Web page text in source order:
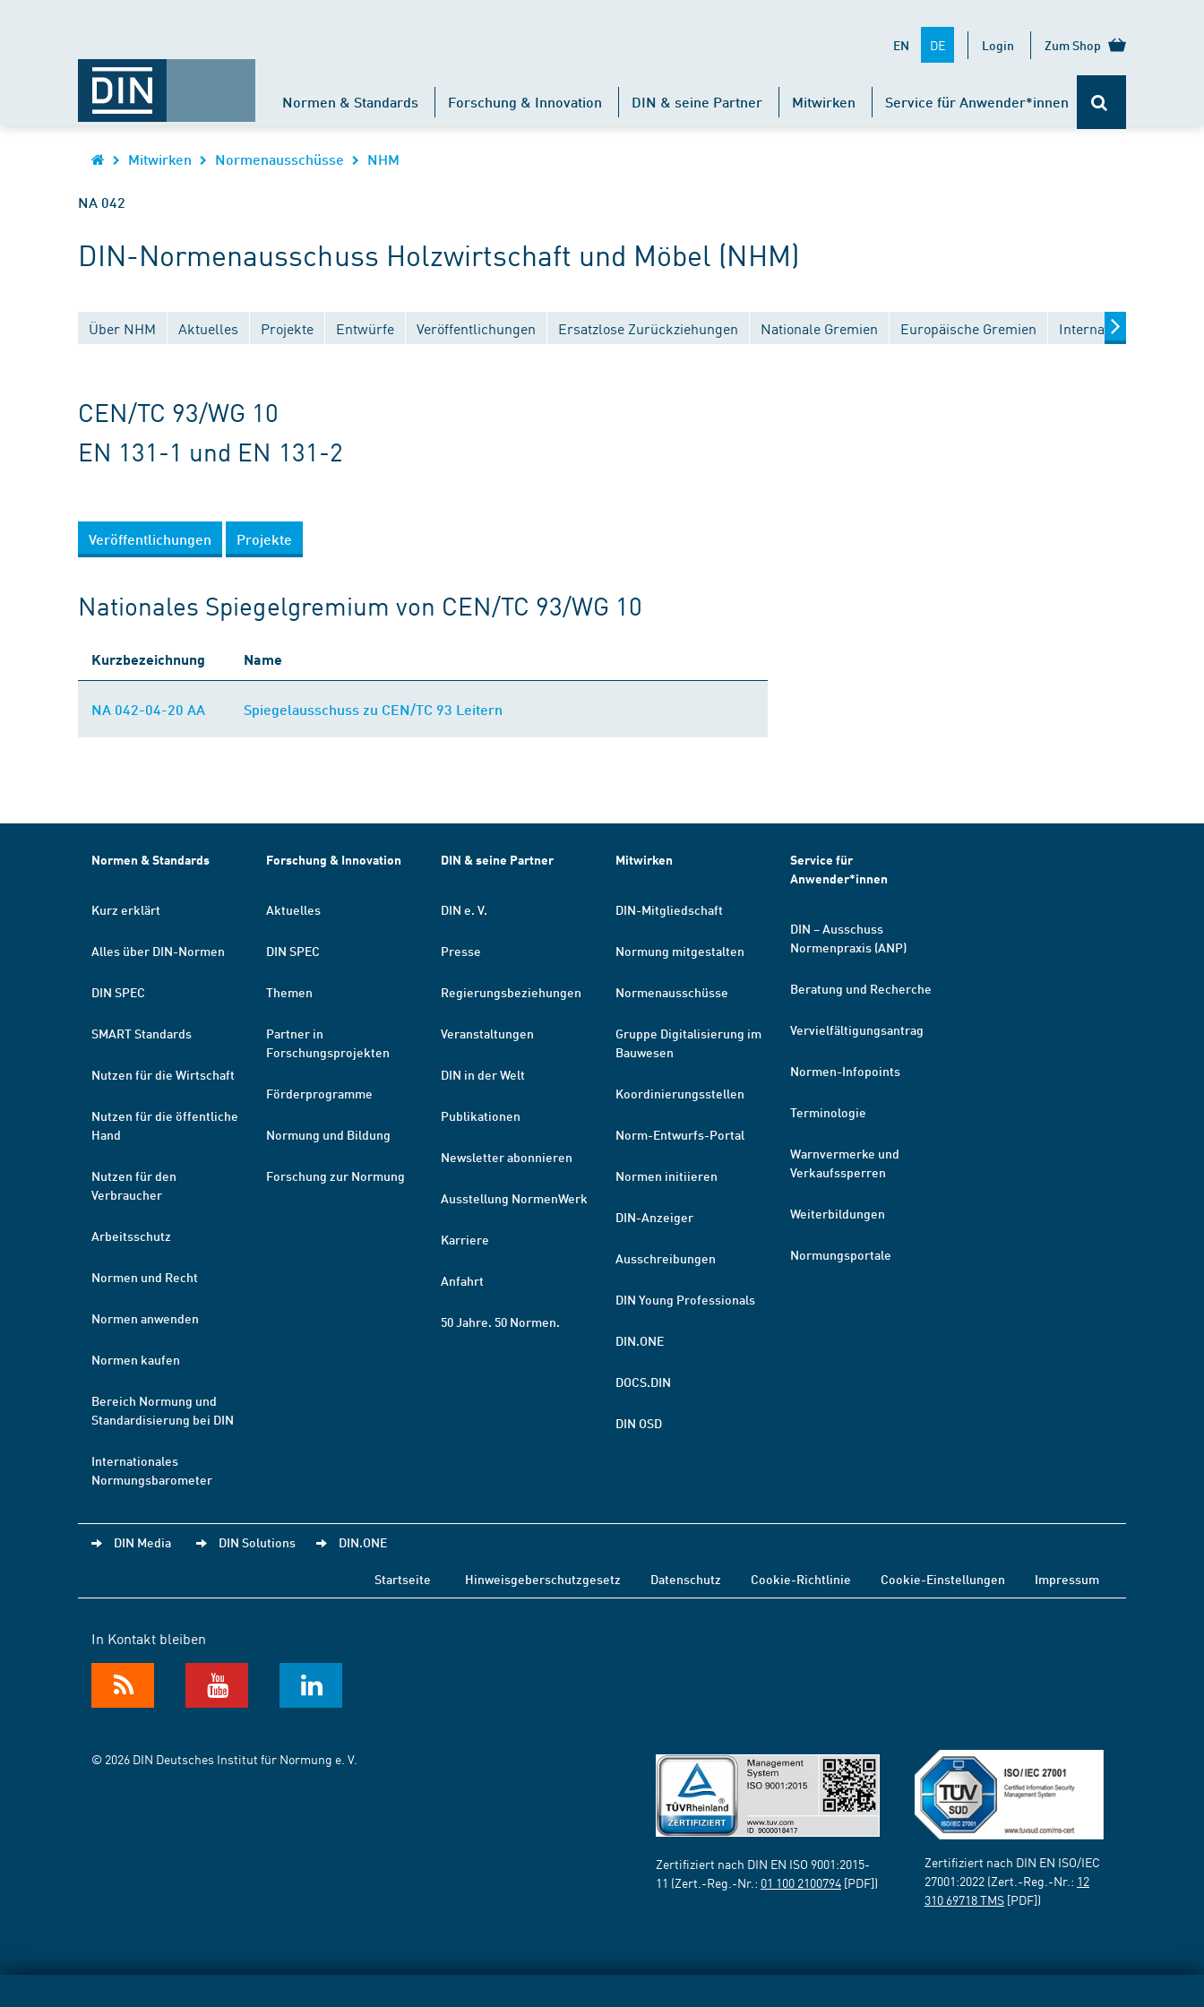
EN DE Login Zum Shop
Normen & Standards Forschung & Innovation DIN & seine Partner Mitwirken Service für Anwender*innen
Mitwirken Normenausschüsse NHM
NA 042
DIN-Normenausschuss Holzwirtschaft und Möbel (NHM)
Über NHM Aktuelles Projekte Entwürfe Veröffentlichungen Ersatzlose Zurückziehungen Nationale Gremien Europäische Gremien Internationale Gremien
CEN/TC 93/WG 10
EN 131-1 und EN 131-2
Veröffentlichungen Projekte
Nationales Spiegelgremium von CEN/TC 93/WG 10
Kurzbezeichnung Name
NA 042-04-20 AA Spiegelausschuss zu CEN/TC 93 Leitern
Normen & Standards
Kurz erklärt
Alles über DIN-Normen
DIN SPEC
SMART Standards
Nutzen für die Wirtschaft
Nutzen für die öffentliche
Hand
Nutzen für den
Verbraucher
Arbeitsschutz
Normen und Recht
Normen anwenden
Normen kaufen
Bereich Normung und
Standardisierung bei DIN
Internationales
Normungsbarometer
Forschung & Innovation
Aktuelles
DIN SPEC
Themen
Partner in
Forschungsprojekten
Förderprogramme
Normung und Bildung
Forschung zur Normung
DIN & seine Partner
DIN e. V.
Presse
Regierungsbeziehungen
Veranstaltungen
DIN in der Welt
Publikationen
Newsletter abonnieren
Ausstellung NormenWerk
Karriere
Anfahrt
50 Jahre. 50 Normen.
Mitwirken
DIN-Mitgliedschaft
Normung mitgestalten
Normenausschüsse
Gruppe Digitalisierung im
Bauwesen
Koordinierungsstellen
Norm-Entwurfs-Portal
Normen initiieren
DIN-Anzeiger
Ausschreibungen
DIN Young Professionals
DIN.ONE
DOCS.DIN
DIN OSD
Service für
Anwender*innen
DIN – Ausschuss
Normenpraxis (ANP)
Beratung und Recherche
Vervielfältigungsantrag
Normen-Infopoints
Terminologie
Warnvermerke und
Verkaufssperren
Weiterbildungen
Normungsportale
DIN Media DIN Solutions DIN.ONE
Startseite Hinweisgeberschutzgesetz Datenschutz Cookie-Richtlinie Cookie-Einstellungen Impressum
In Kontakt bleiben
© 2026 DIN Deutsches Institut für Normung e. V.
Zertifiziert nach DIN EN ISO 9001:2015-
11 (Zert.-Reg.-Nr.: 01 100 2100794 [PDF])
Zertifiziert nach DIN EN ISO/IEC
27001:2022 (Zert.-Reg.-Nr.: 12
310 69718 TMS [PDF])